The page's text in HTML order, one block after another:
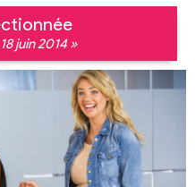
juin 2014 »